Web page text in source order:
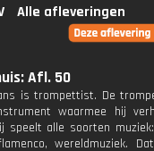
Alle afleveringen
Afl. 50
is trompettist. De
waarmee hij
speelt alle soorten
wereldmuziek.